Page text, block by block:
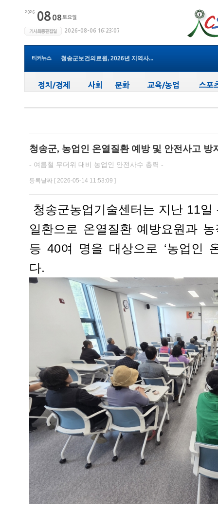
티커뉴스
윤경희 청송군수, 휴가 반납하고 ...
(사)한국여성농업인 청송군연합회...
청송군보건의료원, 2026년 지역사...
청송군보건의료원, 찾아가는 아토...
청송군, 객주 파크골프장 및 청송...
청송군, 농업인 온열질환 예방 및 안전사고 방
- 여름철 무더위 대비 농업인 안전사수 총력 -
등록날짜 [ 2026-05-14 11:53:09 ]
청송군농업기술센터는 지난 11
일환으로 온열질환 예방요원과
등 40여 명을 대상으로 ‘농업인
다.